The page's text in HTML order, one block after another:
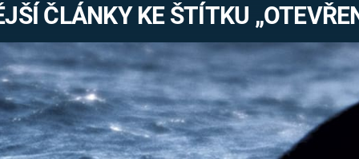
MARS
VÁLEČNÉ
Záhady a
ČLÁNKY KE ŠTÍTKU